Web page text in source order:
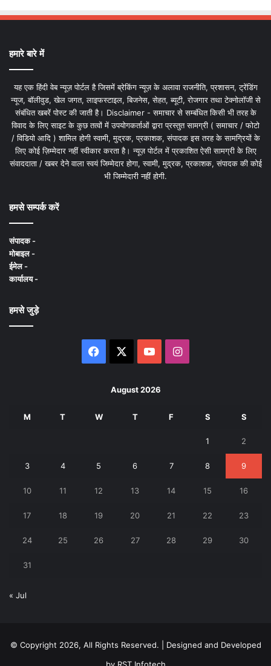
हमारे बारे में
यह एक हिंदी वेब न्यूज़ पोर्टल है जिसमें ब्रेकिंग न्यूज़ के अलावा राजनीति, प्रशासन, ट्रेंडिंग
न्यूज, बॉलीवुड, खेल जगत, लाइफस्टाइल, बिजनेस, सेहत, ब्यूटी, रोजगार तथा टेक्नोलॉजी से
संबंधित खबरें पोस्ट की जाती है। Disclaimer - समाचार से सम्बंधित किसी भी तरह के
विवाद के लिए साइट के कुछ तत्वों में उपयोगकर्ताओं द्वारा प्रस्तुत सामग्री ( समाचार / फोटो
/ विडियो आदि ) शामिल होगी स्वामी, मुद्रक, प्रकाशक, संपादक इस तरह के सामग्रियों के
लिए कोई ज़िम्मेदार नहीं स्वीकार करता है। न्यूज़ पोर्टल में प्रकाशित ऐसी सामग्री के लिए
संवाददाता / खबर देने वाला स्वयं जिम्मेदार होगा, स्वामी, मुद्रक, प्रकाशक, संपादक की कोई
भी जिम्मेदारी नहीं होगी.
हमसे सम्पर्क करें
संपादक -
मोबाइल -
ईमेल -
कार्यालय -
हमसे जुड़े
Facebook YouTubeInstagram
August 2026
M T W T F S S
1 2
3 4 5 6 7 8 9
10 11 12 13 14 15 16
17 18 19 20 21 22 23
24 25 26 27 28 29 30
31
« Jul
© Copyright 2026, All Rights Reserved. | Designed and Developed